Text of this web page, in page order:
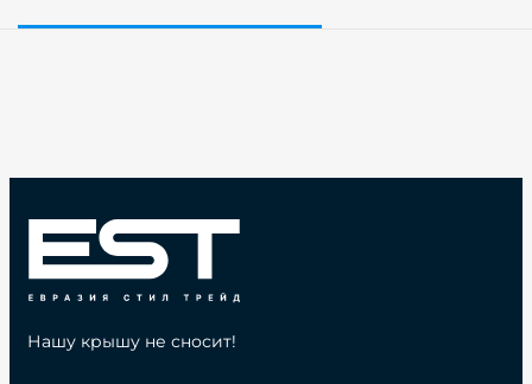
Нашу крышу не сносит!